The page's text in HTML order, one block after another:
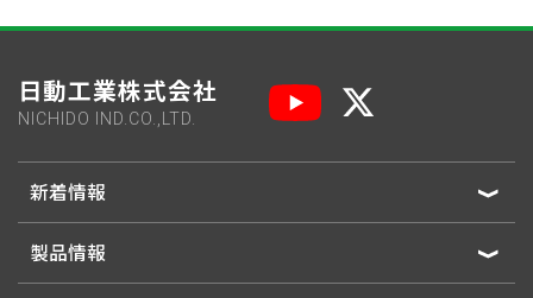
日動工業株式会社
NICHIDO IND.CO.,LTD.
新着情報
製品情報